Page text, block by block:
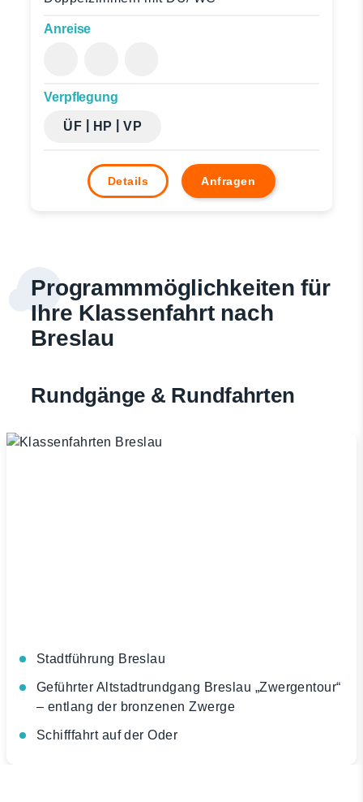
Anreise
Verpflegung
ÜF HP |VP
Details Anfragen
Programmmöglichkeiten für
Ihre Klassenfahrt nach
Breslau
Rundgänge & Rundfahrten
Stadtführung Breslau
Geführter Altstadtrundgang Breslau „Zwergentour“
– entlang der bronzenen Zwerge
Schifffahrt auf der Oder